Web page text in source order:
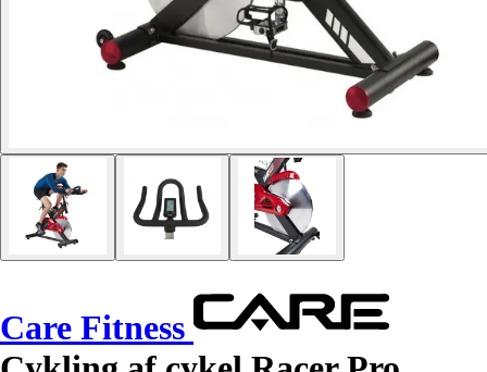
Care Fitness